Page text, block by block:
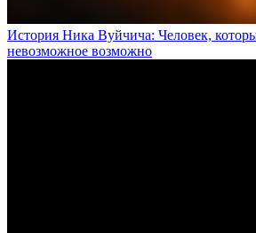
История Ника Вуйчича: Человек,
невозможное возможно